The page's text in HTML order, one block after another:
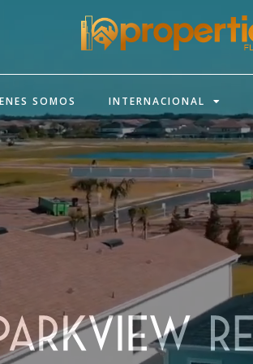
SOMOS INTERNACIONAL